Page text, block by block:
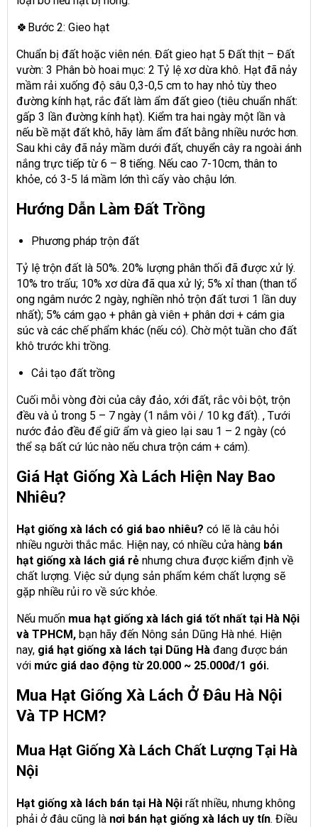
🍀Bước 2: Gieo hạt
Chuẩn bị đất hoặc viên nén. Đất gieo hạt 5 Đất thịt – Đất
vườn: 3 Phân bò hoai mục: 2 Tỷ lệ xơ dừa khô. Hạt đã nảy
mầm rải xuống độ sâu 0,3-0,5 cm to hay nhỏ tùy theo
đường kính hạt, rắc đất làm ẩm đất gieo (tiêu chuẩn nhất:
gấp 3 lần đường kính hạt). Kiểm tra hai ngày một lần và
nếu bề mặt đất khô, hãy làm ẩm đất bằng nhiều nước hơn.
Sau khi cây đã nảy mầm dưới đất, chuyển cây ra ngoài ánh
nắng trực tiếp từ 6 – 8 tiếng. Nếu cao 7-10cm, thân to
khỏe, có 3-5 lá mầm lớn thì cấy vào chậu lớn.
Hướng Dẫn Làm Đất Trồng
Phương pháp trộn đất
Tỷ lệ trộn đất là 50%. 20% lượng phân thối đã được xử lý.
10% tro trấu; 10% xơ dừa đã qua xử lý; 5% xỉ than (than tổ
ong ngâm nước 2 ngày, nghiền nhỏ trộn đất tươi 1 lần duy
nhất); 5% cám gạo + phân gà viên + phân dơi + cám gia
súc và các chế phẩm khác (nếu có). Chờ một tuần cho đất
khô trước khi trồng.
Cải tạo đất trồng
Cuối mỗi vòng đời của cây đảo, xới đất, rắc vôi bột, trộn
đều và ủ trong 5 – 7 ngày (1 nắm vôi / 10 kg đất). , Tưới
nước đảo đều để giữ ẩm và gieo lại sau 1 – 2 ngày (có
thể sạ bất cứ lúc nào nếu chưa trộn cám + cám).
Giá Hạt Giống Xà Lách Hiện Nay Bao
Nhiêu?
Hạt giống xà lách có giá bao nhiêu? có lẽ là câu hỏi
nhiều người thắc mắc. Hiện nay, có nhiều cửa hàng bán
hạt giống xà lách giá rẻ nhưng chưa được kiểm định về
chất lượng. Việc sử dụng sản phẩm kém chất lượng sẽ
gặp nhiều rủi ro về sức khỏe.
Nếu muốn mua hạt giống xà lách giá tốt nhất tại Hà Nội
và TPHCM, bạn hãy đến Nông sản Dũng Hà nhé. Hiện
nay, giá hạt giống xà lách tại Dũng Hà đang được bán
với mức giá dao động từ 20.000 ~ 25.000đ/1 gói.
Mua Hạt Giống Xà Lách Ở Đâu Hà Nội
Và TP HCM?
Mua Hạt Giống Xà Lách Chất Lượng Tại Hà
Nội
Hạt giống xà lách bán tại Hà Nội rất nhiều, nhưng không
phải ở đâu cũng là nơi bán hạt giống xà lách uy tín. Điều